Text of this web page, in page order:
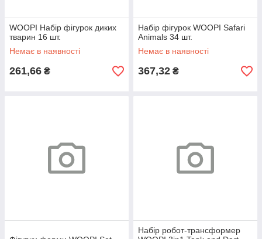
WOOPI Набір фігурок диких
тварин 16 шт.
Немає в наявності
261,66 ₴
Набір фігурок WOOPI Safari
Animals 34 шт.
Немає в наявності
367,32 ₴
Набір робот-трансформер